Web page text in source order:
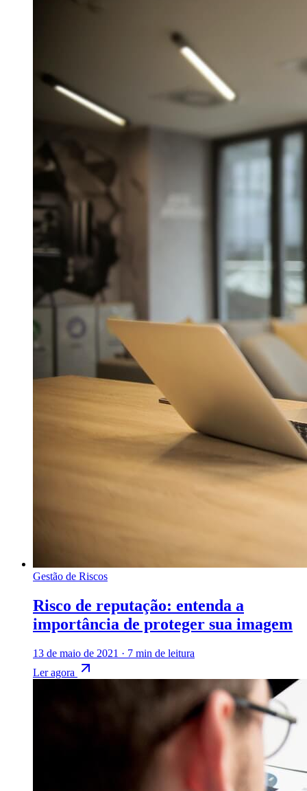
Gestão de Riscos
Risco de reputação: entenda a
importância de proteger sua imagem
13 de maio de 2021 · 7 min de leitura
Ler agora